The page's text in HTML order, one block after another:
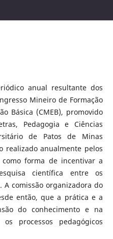
anual resultante dos
Mineiro de Formação
Básica (CMEB), promovido
Pedagogia e Ciências
de Patos de Minas
realizado anualmente pelos
forma de incentivar a
científica entre os
comissão organizadora do
então, que a prática e a
do conhecimento e na
processos pedagógicos